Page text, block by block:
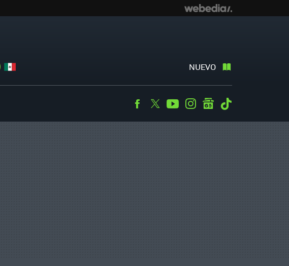
NUEVO
Facebook
TwitterYoutubeInstagramgooglenews